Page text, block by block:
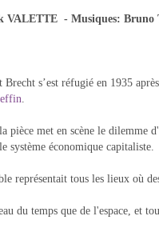
VALETTE - Musiques: Bruno
Brecht s’est réfugié en 1935
.
pièce met en scène le dilemme
système économique capitaliste.
tous les lieux où
du temps que de l'espace, et